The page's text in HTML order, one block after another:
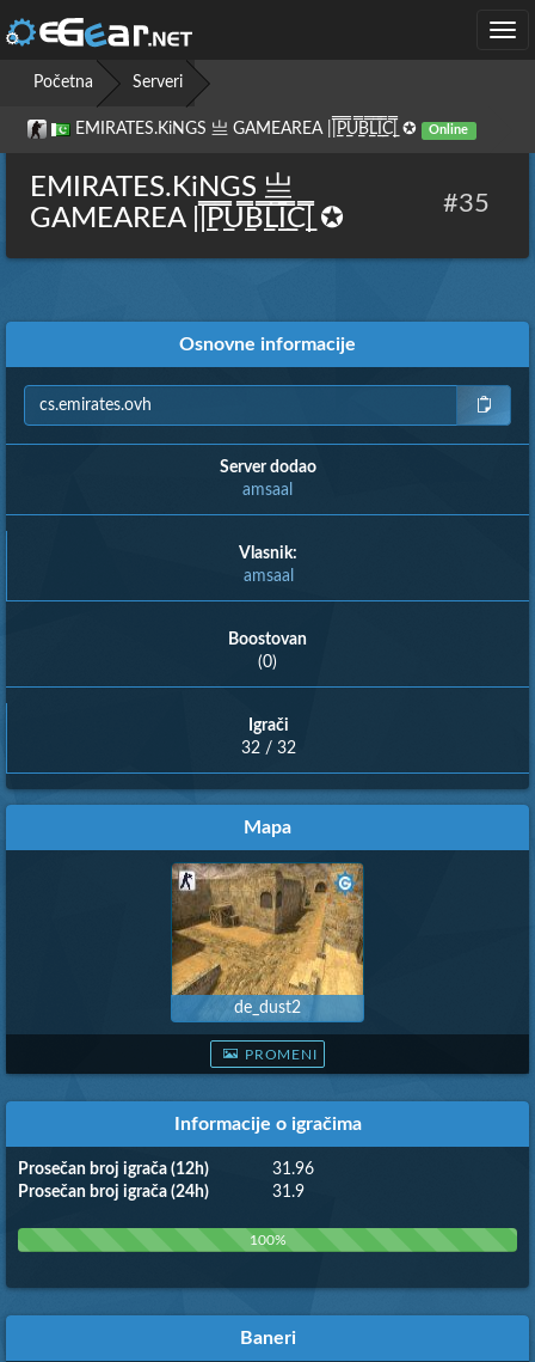
Početna
Serveri
EMIRATES.KiNGS 亗 GAMEAREA ||͇̿P͇̿U͇̿B͇̿L͇̿I͇̿C͇̿| ✪ Online
EMIRATES.KiNGS 亗
GAMEAREA ||͇̿P͇̿U͇̿B͇̿L͇̿I͇̿C͇̿| ✪
#35
Osnovne informacije
Server dodao
amsaal
Vlasnik:
amsaal
Boostovan
(0)
Igrači
32 / 32
Mapa
de_dust2
PROMENI
Informacije o igračima
Prosečan broj igrača (12h)
31.96
Prosečan broj igrača (24h)
31.9
100%
Baneri